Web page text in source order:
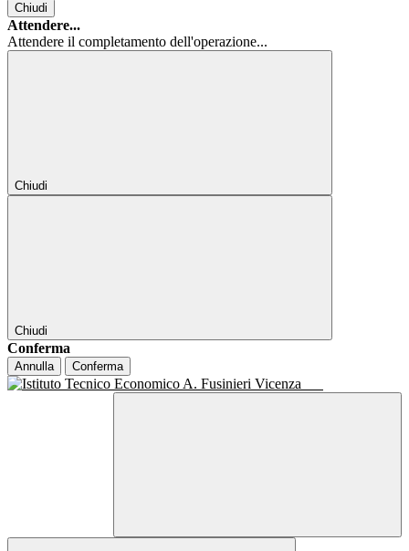
Chiudi
Attendere...
Attendere il completamento dell'operazione...
Chiudi
Chiudi
Conferma
Annulla Conferma